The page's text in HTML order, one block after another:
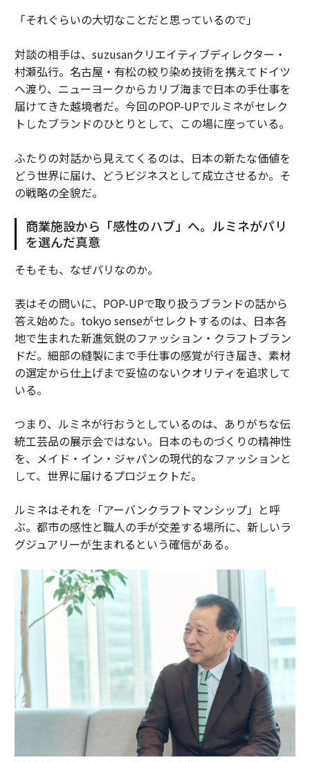
「それぐらいの大切なことだと思っているので」
対談の相手は、suzusanクリエイティブディレクター・
村瀬弘行。名古屋・有松の絞り染め技術を携えてドイツ
へ渡り、ニューヨークからカリブ海まで日本の手仕事を
届けてきた越境者だ。今回のPOP-UPでルミネがセレク
トしたブランドのひとりとして、この場に座っている。
ふたりの対話から見えてくるのは、日本の新たな価値を
どう世界に届け、どうビジネスとして成立させるか。そ
の戦略の全貌だ。
商業施設から「感性のハブ」へ。ルミネがパリ
を選んだ真意
そもそも、なぜパリなのか。
表はその問いに、POP-UPで取り扱うブランドの話から
答え始めた。tokyo senseがセレクトするのは、日本各
地で生まれた新進気鋭のファッション・クラフトブラン
ドだ。細部の縫製にまで手仕事の感覚が行き届き、素材
の選定から仕上げまで妥協のないクオリティを追求して
いる。
つまり、ルミネが行おうとしているのは、ありがちな伝
統工芸品の展示会ではない。日本のものづくりの精神性
を、メイド・イン・ジャパンの現代的なファッションと
して、世界に届けるプロジェクトだ。
ルミネはそれを「アーバンクラフトマンシップ」と呼
ぶ。都市の感性と職人の手が交差する場所に、新しいラ
グジュアリーが生まれるという確信がある。